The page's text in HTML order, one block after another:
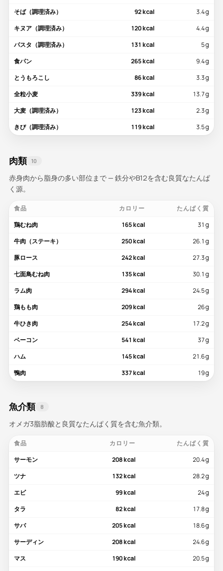
そば（調理済み）
92 kcal
3.4 g
キヌア（調理済み）
120 kcal
4.4 g
パスタ（調理済み）
131 kcal
5 g
食パン
265 kcal
9.4 g
とうもろこし
86 kcal
3.3 g
全粒小麦
339 kcal
13.7 g
大麦（調理済み）
123 kcal
2.3 g
きび（調理済み）
119 kcal 3.5 g
肉類 10
赤身肉から脂身の多い部位まで — 鉄分やB12を含む良質なたんぱ
く源。
食品 カロリー
たんぱく質
鶏むね肉
165 kcal
31 g
牛肉（ステーキ）
250 kcal
26.1 g
豚ロース
242 kcal
27.3 g
七面鳥むね肉
135 kcal
30.1 g
ラム肉
294 kcal
24.5 g
鶏もも肉
209 kcal
26 g
牛ひき肉
254 kcal
17.2 g
ベーコン
541 kcal
37 g
ハム
145 kcal
21.6 g
鴨肉
337 kcal 19 g
魚介類 8
オメガ3脂肪酸と良質なたんぱく質を含む魚介類。
食品 カロリー
たんぱく質
サーモン
208 kcal
20.4 g
ツナ
132 kcal
28.2 g
エビ
99 kcal
24 g
タラ
82 kcal
17.8 g
サバ
205 kcal
18.6 g
サーディン
208 kcal
24.6 g
マス
190 kcal
20.5 g